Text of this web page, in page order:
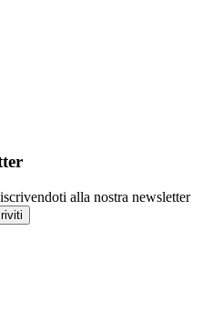
alla nostra newsletter